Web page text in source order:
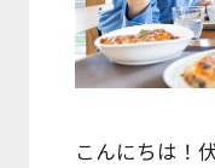
こんにちは！